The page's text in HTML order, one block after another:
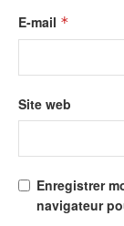
E-mail *
Site web
Enregistrer
navigateur